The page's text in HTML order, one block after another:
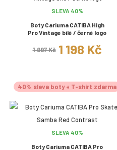
SLEVA 40%
Boty Cariuma CATIBA High
Pro Vintage bílé / černé logo
1 997 Kč 1 198 Kč
40% sleva boty + T-shirt zdarma
SLEVA 40%
Boty Cariuma CATIBA Pro